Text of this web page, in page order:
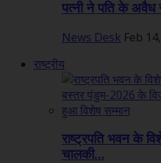
पत्नी ने पति के अवैध
News Desk Feb
राष्ट्रीय
राष्ट्रपति भवन के
चालकी...